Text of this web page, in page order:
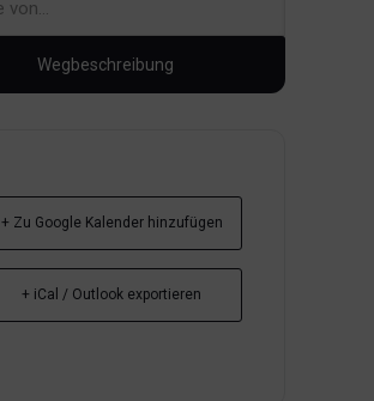
+ Zu Google Kalender hinzufügen
+ iCal / Outlook exportieren